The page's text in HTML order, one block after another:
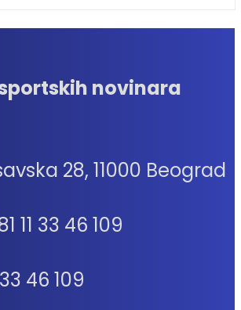
novinara
28, 11000 Beograd
11 33 46 109
46 109